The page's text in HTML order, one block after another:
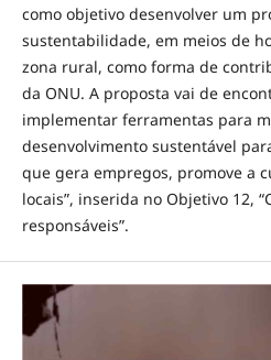
como objetivo desenvolver um
sustentabilidade, em meios de
zona rural, como forma de
da ONU. A proposta vai de
implementar ferramentas para
desenvolvimento sustentável
que gera empregos, promove a
locais”, inserida no Objetivo 12,
responsáveis”.